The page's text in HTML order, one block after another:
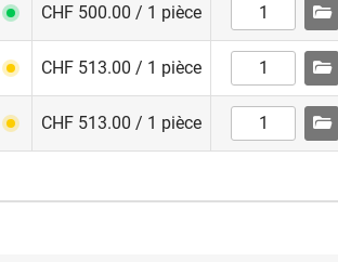
CHF 500.00 / 1 pièce
CHF 513.00 / 1 pièce
CHF 513.00 / 1 pièce